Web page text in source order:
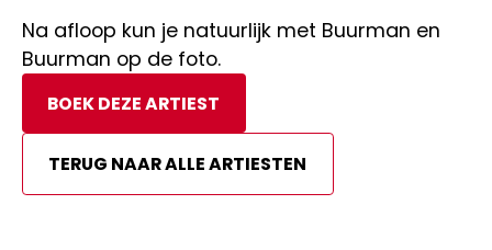
Na afloop kun je natuurlijk met Buurman en
Buurman op de foto.
BOEK DEZE ARTIEST
TERUG NAAR ALLE ARTIESTEN